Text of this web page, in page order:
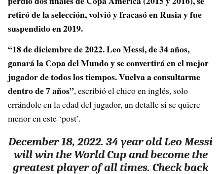
retiró de la selección, volvió y fracasó en Rusia y fue
suspendido en 2019.
“18 de diciembre de 2022. Leo Messi, de 34 años,
ganará la Copa del Mundo y se convertirá en el mejor
jugador de todos los tiempos. Vuelva a consultarme
dentro de 7 años”, escribió el chico en inglés, solo
errándole en la edad del jugador, un detalle si se quiere
menor en este ‘post’.
December 18, 2022. 34 year old Leo Messi
will win the World Cup and become the
greatest player of all times. Check back